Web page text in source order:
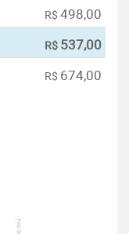
R$ 498,00
R$ 537,00
R$ 674,00